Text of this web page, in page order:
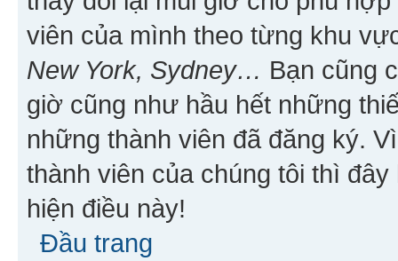
viên của mình theo từng khu
New York, Sydney… Bạn cũng
giờ cũng như hầu hết những
những thành viên đã đăng ký.
thành viên của chúng tôi thì
hiện điều này!
Đầu trang